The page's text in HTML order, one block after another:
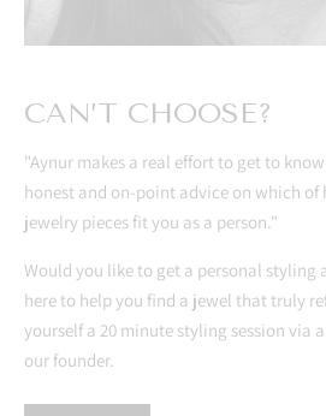
CAN’T CHOOSE?
"Aynur makes a real effort to get to
honest and on-point advice on which of
jewelry pieces fit you as a person."
Would you like to get a personal styling
here to help you find a jewel that truly
yourself a 20 minute styling session via
our founder.